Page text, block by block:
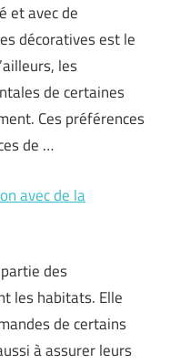
et avec de
décoratives est le
les
de certaines
Ces préférences
de …
avec de la
des
les habitats. Elle
de certains
à assurer leurs